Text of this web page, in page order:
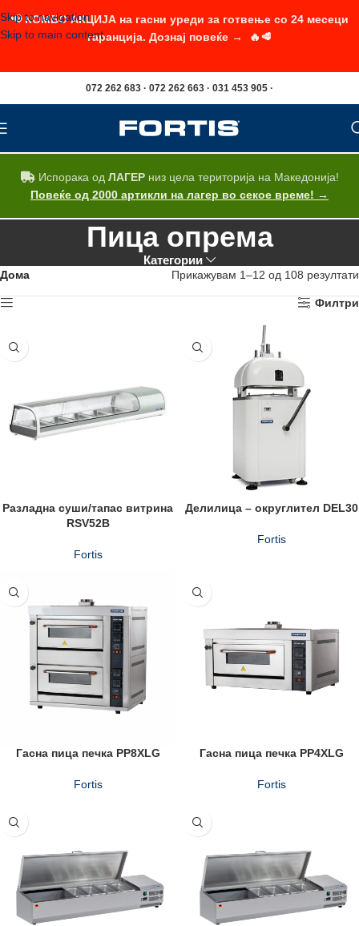
Skip to navigation
Skip to main content
072 262 683 · 072 262 663 · 031 453 905 ·
Испорака од ЛАГЕРниз цела територија на Македонија!
Повеќе од 2000 артикли на лагер во секое време! →
Пица опрема
Категории
Дома Прикажувам 1–12 од 108 резултати
Филтри
Разладна суши/тапас витрина
RSV52B
Fortis
Делилицa – округлител DEL30
Fortis
Гасна пица печка PP8XLG
Fortis
Гасна пица печка PP4XLG
Fortis
📢 КОМБО АКЦИЈА на гасни уреди за готвење со 24 месеци
гаранција. Дознај повеќе → 🔥🥩